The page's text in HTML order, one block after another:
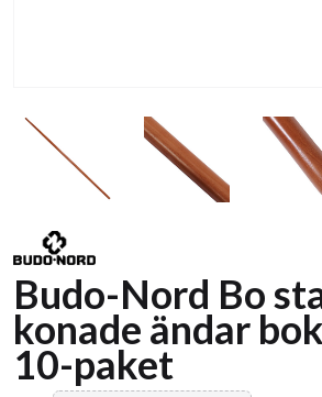
Budo-Nord Bo
konade ändar
10-paket